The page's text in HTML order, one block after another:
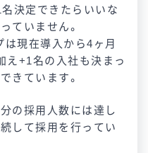
決定できたらいいな
ていません。
現在導入から4ヶ月
え+1名の入社も決まっ
きています。
の採用人数には達し
して採用を行ってい